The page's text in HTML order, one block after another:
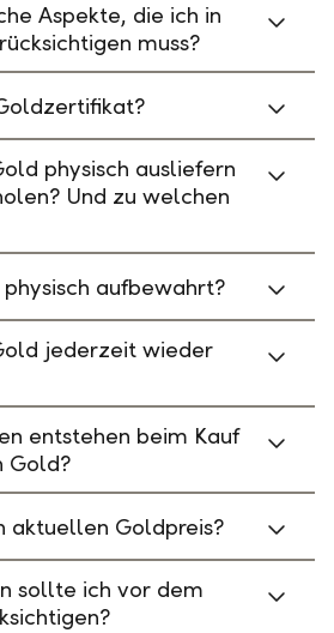
Aspekte, die ich in
muss?
physisch ausliefern
Und zu welchen
aufbewahrt?
jederzeit wieder
entstehen beim Kauf
Gold?
aktuellen Goldpreis?
sollte ich vor dem